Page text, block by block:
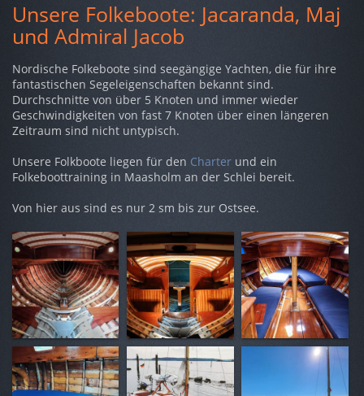
Unsere Folkeboote: Jacaranda, Maj
und Admiral Jacob
Nordische Folkeboote sind seegängige Yachten, die für ihre
fantastischen Segeleigenschaften bekannt sind.
Durchschnitte von über 5 Knoten und immer wieder
Geschwindigkeiten von fast 7 Knoten über einen längeren
Zeitraum sind nicht untypisch.
Unsere Folkboote liegen für den Charter und ein
Folkeboottraining in Maasholm an der Schlei bereit.
Von hier aus sind es nur 2 sm bis zur Ostsee.